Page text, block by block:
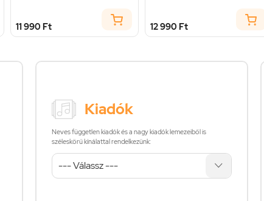
11 990 Ft 12 990 Ft
Kiadók
Neves független kiadók és a nagy kiadók lemezeiből is
széleskörű kínálattal rendelkezünk: